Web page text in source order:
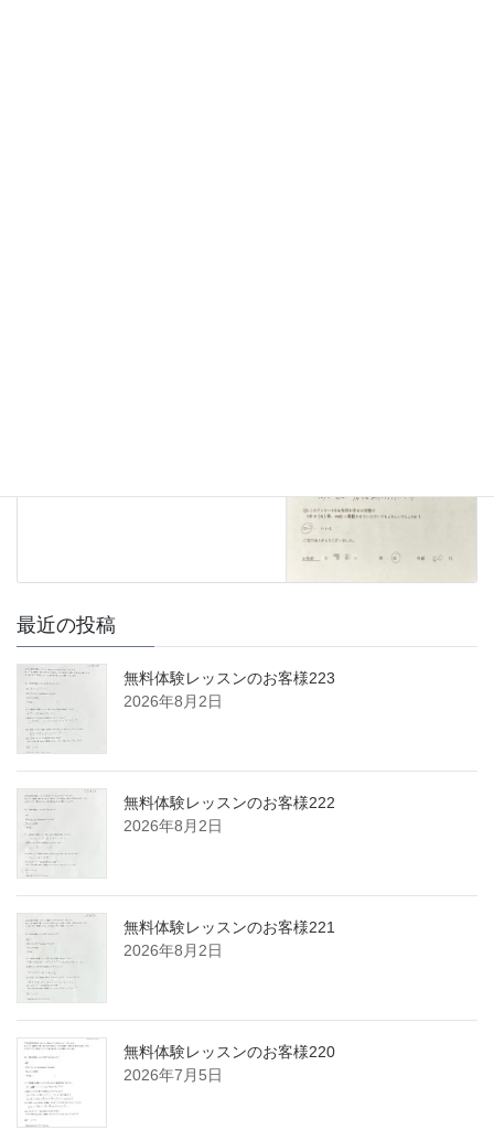
最近の投稿
無料体験レッスンのお客様223
2026年8月2日
無料体験レッスンのお客様222
2026年8月2日
無料体験レッスンのお客様221
2026年8月2日
無料体験レッスンのお客様220
2026年7月5日